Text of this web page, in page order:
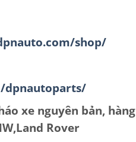
shop/
dpnautoparts/
xe nguyên bản,
Rover